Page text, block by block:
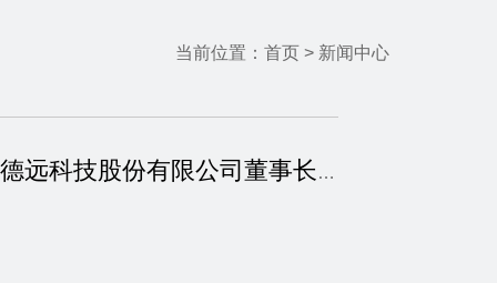
当前位置： 首页 > 新闻中心
身化鲲鹏惟大志，笃定屏显矢创新 | 记广东德远科技股份有限公司董事长李…